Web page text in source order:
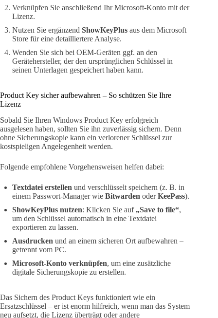
Verknüpfen Sie anschließend Ihr Microsoft-Konto mit der
Lizenz.
Nutzen Sie ergänzend ShowKeyPlus aus dem Microsoft
Store für eine detailliertere Analyse.
Wenden Sie sich bei OEM-Geräten ggf. an den
Gerätehersteller, der den ursprünglichen Schlüssel in
seinen Unterlagen gespeichert haben kann.
Product Key sicher aufbewahren – So schützen Sie Ihre
Lizenz
Sobald Sie Ihren Windows Product Key erfolgreich
ausgelesen haben, sollten Sie ihn zuverlässig sichern. Denn
ohne Sicherungskopie kann ein verlorener Schlüssel zur
kostspieligen Angelegenheit werden.
Folgende empfohlene Vorgehensweisen helfen dabei:
Textdatei erstellen und verschlüsselt speichern (z. B. in
einem Passwort-Manager wie Bitwarden oderKeePass).
ShowKeyPlus nutzen: Klicken Sie auf „Save to file“,
um den Schlüssel automatisch in eine Textdatei
exportieren zu lassen.
Ausdrucken und an einem sicheren Ort aufbewahren –
getrennt vom PC.
Microsoft-Konto verknüpfen, um eine zusätzliche
digitale Sicherungskopie zu erstellen.
Das Sichern des Product Keys funktioniert wie ein
Ersatzschlüssel – er ist enorm hilfreich, wenn man das System
neu aufsetzt, die Lizenz überträgt oder andere